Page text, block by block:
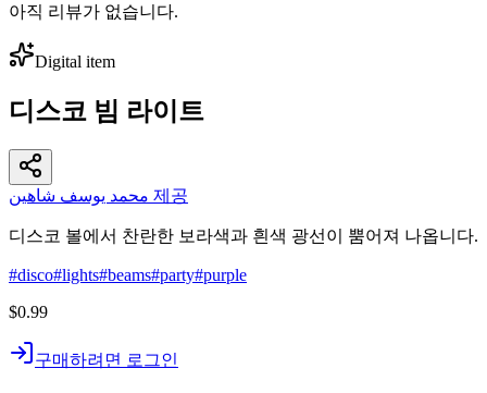
아직 리뷰가 없습니다.
Digital item
디스코 빔 라이트
محمد يوسف شاهين 제공
디스코 볼에서 찬란한 보라색과 흰색 광선이 뿜어져 나옵니다.
#disco#lights#beams#party#purple
$0.99
구매하려면 로그인